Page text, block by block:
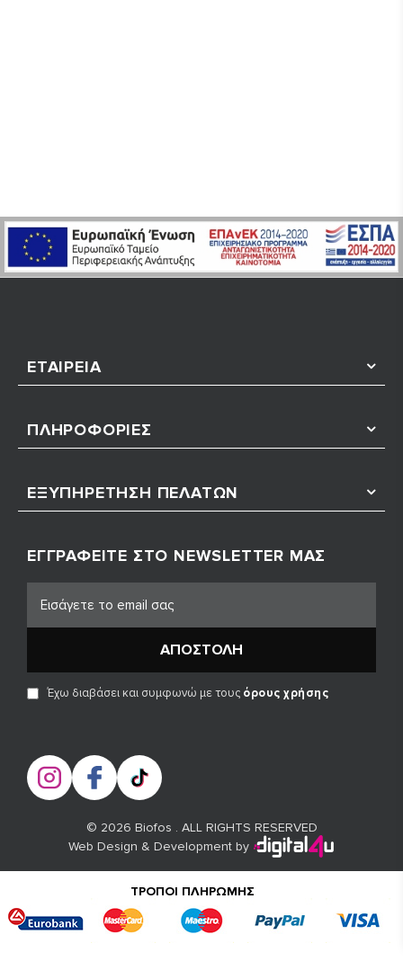
ΕΤΑΙΡΕΊΑ
ΠΛΗΡΟΦΟΡΊΕΣ
ΕΞΥΠΗΡΈΤΗΣΗ ΠΕΛΑΤΏΝ
ΕΓΓΡΑΦΕΊΤΕ ΣΤΟ NEWSLETTER ΜΑΣ
ΑΠΟΣΤΟΛΉ
Έχω διαβάσει και συμφωνώ με τους όρους χρήσης
© 2026 Biofos . ALL RIGHTS RESERVED
Web Design & Development by
ΤΡΌΠΟΙ ΠΛΗΡΩΜΉΣ